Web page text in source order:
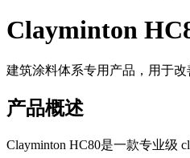
Clayminton
建筑涂料体系专用产品，用于
产品概述
Clayminton HC80是一款专业级